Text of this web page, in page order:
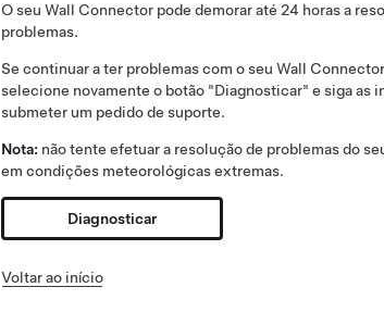
O seu Wall Connector pode demorar até 24 horas a
problemas.
Se continuar a ter problemas com o seu Wall
selecione novamente o botão "Diagnosticar" e siga as
submeter um pedido de suporte.
Nota: não tente efetuar a resolução de problemas do
em condições meteorológicas extremas.
Diagnosticar
Voltar ao início